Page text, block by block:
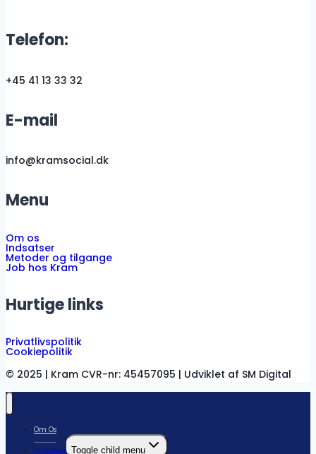
Telefon:
+45 41 13 33 32
E-mail
info@kramsocial.dk
Menu
Om os
Indsatser
Metoder og tilgange
Job hos Kram
Hurtige links
Privatlivspolitik
Cookiepolitik
© 2025 | Kram CVR-nr: 45457095 | Udviklet af SM Digital
Om Os
Indsatser Toggle child menu